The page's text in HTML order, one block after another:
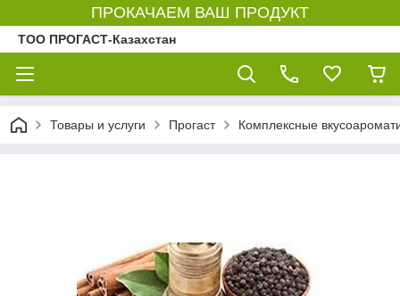
ПРОКАЧАЕМ ВАШ ПРОДУКТ
ТОО ПРОГАСТ-Казахстан
Товары и услуги Прогаст Комплексные